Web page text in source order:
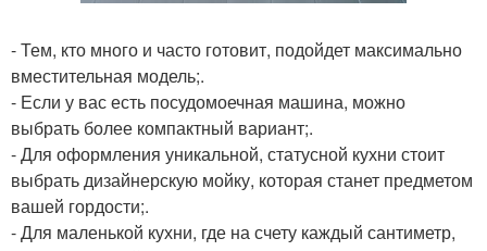
- Тем, кто много и часто готовит, подойдет максимально
вместительная модель;.
- Если у вас есть посудомоечная машина, можно
выбрать более компактный вариант;.
- Для оформления уникальной, статусной кухни стоит
выбрать дизайнерскую мойку, которая станет предметом
вашей гордости;.
- Для маленькой кухни, где на счету каждый сантиметр,